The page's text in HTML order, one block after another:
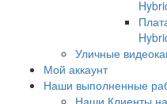
Уличные
Мой аккаунт
Наши выполненные
Наши Клиенты